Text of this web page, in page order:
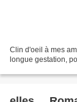
Clin d'oeil à mes
longue gestation,